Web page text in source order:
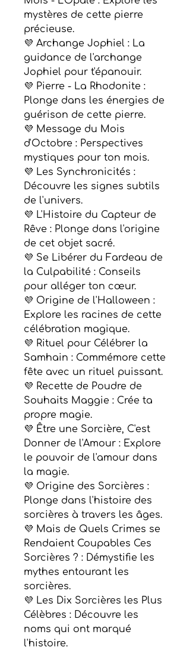
mystères de cette pierre
précieuse.
💜 Archange Jophiel : La
guidance de l'archange
Jophiel pour t'épanouir.
💜 Pierre - La Rhodonite :
Plonge dans les énergies de
guérison de cette pierre.
💜 Message du Mois
d'Octobre : Perspectives
mystiques pour ton mois.
💜 Les Synchronicités :
Découvre les signes subtils
de l'univers.
💜 L'Histoire du Capteur de
Rêve : Plonge dans l'origine
de cet objet sacré.
💜 Se Libérer du Fardeau de
la Culpabilité : Conseils
pour alléger ton cœur.
💜 Origine de l'Halloween :
Explore les racines de cette
célébration magique.
💜 Rituel pour Célébrer la
Samhain : Commémore cette
fête avec un rituel puissant.
💜 Recette de Poudre de
Souhaits Maggie : Crée ta
propre magie.
💜 Être une Sorcière, C'est
Donner de l'Amour : Explore
le pouvoir de l'amour dans
la magie.
💜 Origine des Sorcières :
Plonge dans l'histoire des
sorcières à travers les âges.
💜 Mais de Quels Crimes se
Rendaient Coupables Ces
Sorcières ? : Démystifie les
mythes entourant les
sorcières.
💜 Les Dix Sorcières les Plus
Célèbres : Découvre les
noms qui ont marqué
l'histoire.